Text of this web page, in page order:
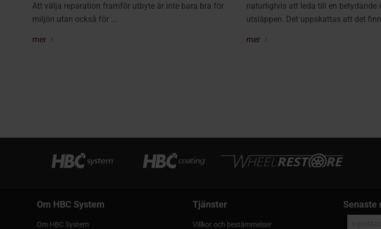
Att välja reparation framför utbyte är inte bara bra för
miljön utan också för ...
mer
naturligtvis att leda till en betydande
utsläppen. Det uppskattas att det
mer
Om HBC System
Om HBC System
Tjänster
Villkor och bestämmelser
Senaste